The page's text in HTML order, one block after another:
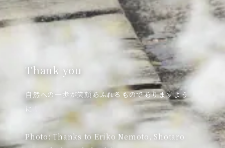
Thank you
自然への一歩が笑顔あふれるものでありますよう
に！
Photo: Thanks to Eriko Nemoto, Shotaro